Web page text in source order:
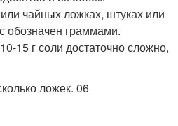
чайных ложках, штуках или
обозначен граммами.
15 г соли достаточно сложно,